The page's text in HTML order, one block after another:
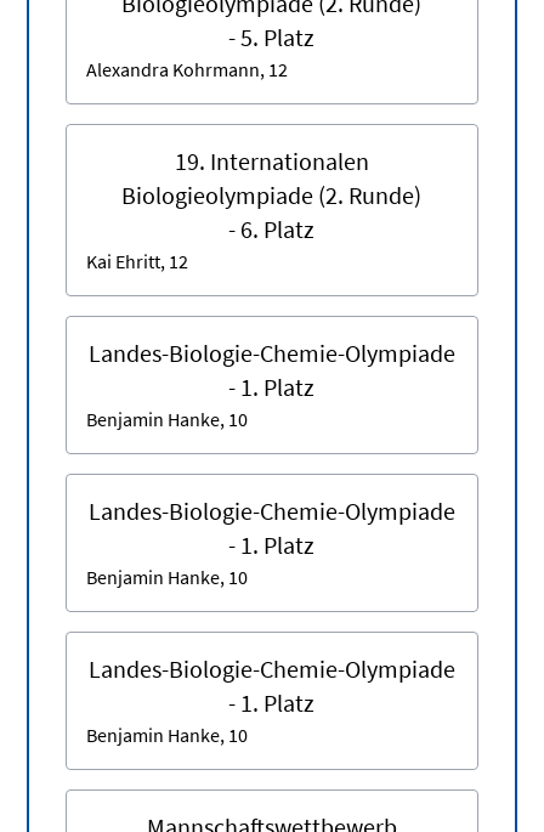
- 5. Platz
Alexandra Kohrmann, 12
19. Internationalen
Biologieolympiade (2. Runde)
- 6. Platz
Kai Ehritt, 12
Landes-Biologie-Chemie-Olympiade
- 1. Platz
Benjamin Hanke, 10
Landes-Biologie-Chemie-Olympiade
- 1. Platz
Benjamin Hanke, 10
Landes-Biologie-Chemie-Olympiade
- 1. Platz
Benjamin Hanke, 10
Mannschaftswettbewerb